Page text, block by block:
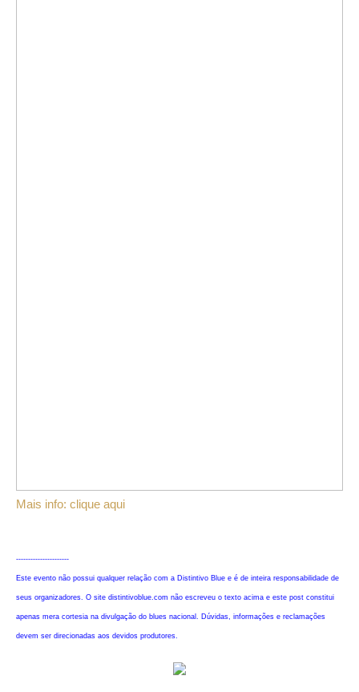
Mais info: clique aqui
----------------------
Este evento não possui qualquer relação com a Distintivo Blue e é de inteira responsabilidade de
seus organizadores. O site distintivoblue.com não escreveu o texto acima e este post constitui
apenas mera cortesia na divulgação do blues nacional. Dúvidas, informações e reclamações
devem ser direcionadas aos devidos produtores.